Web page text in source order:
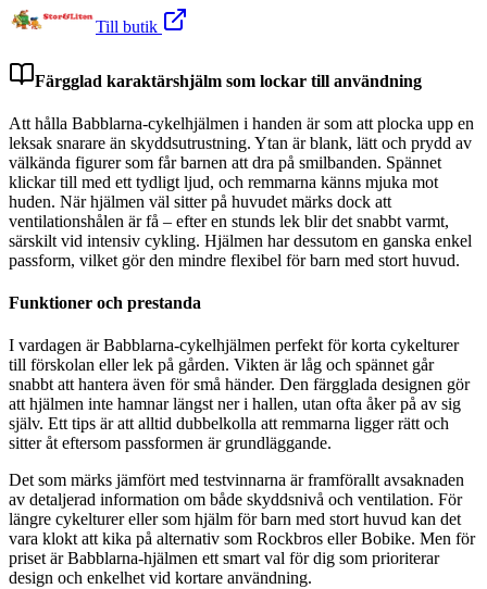
Till butik
Färgglad karaktärshjälm som lockar till användning
Att hålla Babblarna-cykelhjälmen i handen är som att plocka upp en
leksak snarare än skyddsutrustning. Ytan är blank, lätt och prydd av
välkända figurer som får barnen att dra på smilbanden. Spännet
klickar till med ett tydligt ljud, och remmarna känns mjuka mot
huden. När hjälmen väl sitter på huvudet märks dock att
ventilationshålen är få – efter en stunds lek blir det snabbt varmt,
särskilt vid intensiv cykling. Hjälmen har dessutom en ganska enkel
passform, vilket gör den mindre flexibel för barn med stort huvud.
Funktioner och prestanda
I vardagen är Babblarna-cykelhjälmen perfekt för korta cykelturer
till förskolan eller lek på gården. Vikten är låg och spännet går
snabbt att hantera även för små händer. Den färgglada designen gör
att hjälmen inte hamnar längst ner i hallen, utan ofta åker på av sig
själv. Ett tips är att alltid dubbelkolla att remmarna ligger rätt och
sitter åt eftersom passformen är grundläggande.
Det som märks jämfört med testvinnarna är framförallt avsaknaden
av detaljerad information om både skyddsnivå och ventilation. För
längre cykelturer eller som hjälm för barn med stort huvud kan det
vara klokt att kika på alternativ som Rockbros eller Bobike. Men för
priset är Babblarna-hjälmen ett smart val för dig som prioriterar
design och enkelhet vid kortare användning.